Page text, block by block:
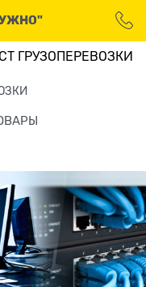
ГРУЗОПЕРЕВОЗКИ